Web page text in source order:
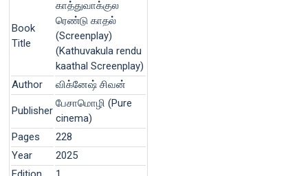
Book
Title
காத்துவாக்குல
ரெண்டு காதல்
(Screenplay)
(Kathuvakula rendu
kaathal Screenplay)
Author
விக்னேஷ் சிவன்
Publisher
பேசாமொழி (Pure
cinema)
Pages
228
Year
2025